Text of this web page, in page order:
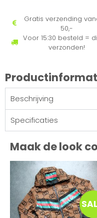
Gratis verzending
50,-
Voor 15:30 besteld =
verzonden!
Beschrijving
Specificaties
Maak de look